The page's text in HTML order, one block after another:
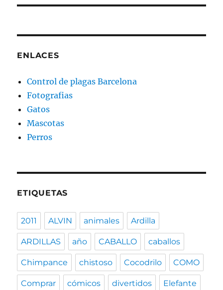
ENLACES
Control de plagas Barcelona
Fotografias
Gatos
Mascotas
Perros
ETIQUETAS
2011 ALVIN animales Ardilla
ARDILLAS año CABALLO caballos
Chimpance chistoso Cocodrilo COMO
Comprar cómicos divertidos Elefante